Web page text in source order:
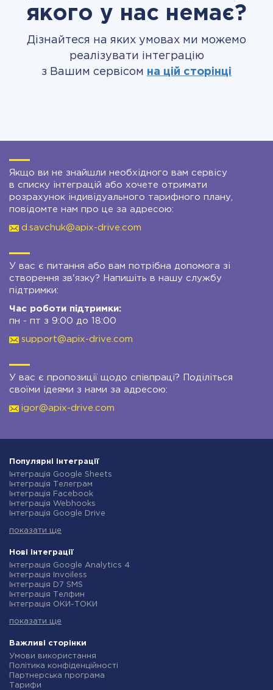
якого у нас немає?
Дізнайтеся на яких умовах ми можемо
реалізувати інтеграцію
з Вашим сервісом на цій сторінці
Якщо ви не знайшли необхідного вам сервісу
в списку інтеграцій або хочете отримати
розрахунок індивідуального тарифного плану,
повідомте нам про це за адресою:
d.savchuk@apix-drive.com
У вас є питання або вам потрібна допомога зі
створення зв'язку? Напишіть в нашу службу
підтримки:
Час роботи підтримки:
пн - пт з 9:00 до 18:00
support@apix-drive.com
У вас є пропозиції щодо співпраці? Поділіться
своїми ідеями з нами за адресою:
igor@apix-drive.com
Популярні інтеграції
Інтеграція Google Sheets
Інтеграція Телеграм
Інтеграція Facebook
Інтеграція Webhooks
Інтеграція Google Drive
Інтеграція Gmail
Інтеграція Rozetka
Інтеграція OpenAI (ChatGPT)
Інтеграція Binotel
Інтеграція Prom
Інтеграція Приват24
Інтеграція OLX
Інтеграція SendPulse
Інтеграція Stream Telecom
Інтеграція Google Analytics
Інтеграція Creatio
Інтеграція Ringostat
показати ще
Нові інтеграції
Інтеграція Google Analytics 4
Інтеграція Invoiless
Інтеграція D7 SMS
Інтеграція Телфин
Інтеграція ОКИ-ТОКИ
Інтеграція Microsoft Dynamics 365
Інтеграція TxtSync
Інтеграція Wire2Air
Інтеграція Corezoid
Інтеграція Infobip
Інтеграція Instasent
показати ще
Важливі сторінки
Умови використання
Політика конфіденційності
Партнерська програма
Тарифи